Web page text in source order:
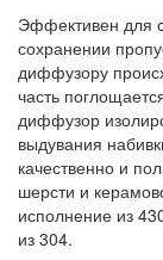
Эффективен для
сохранении
диффузору
часть
диффузор
выдувания
качественно и
шерсти и
исполнение из
из 304.